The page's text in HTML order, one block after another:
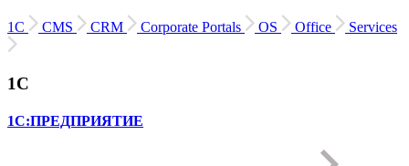
1С CMS CRM Corporate Portals OS Office Services
1С
1С:ПРЕДПРИЯТИЕ